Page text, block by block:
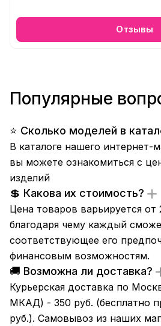
Отзывы
Популярные
⭐ Сколько моделей в
В каталоге нашего интернет-
вы можете ознакомиться с
изделий
💲 Какова их стоимость?
Цена товаров варьируется
благодаря чему каждый
соответствующее его
финансовым возможностям.
🚚 Возможна ли доставка?
Курьерская доставка по
МКАД) - 350 руб. (бесплатно
руб.). Самовывоз из наших